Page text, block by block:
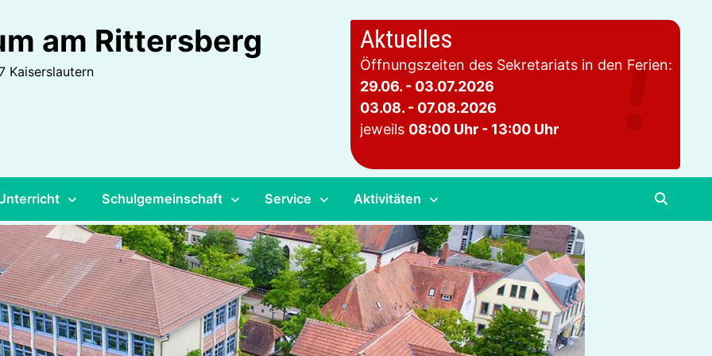
am Rittersberg
Kaiserslautern
Aktuelles
Öffnungszeiten des Sekretariats in den Ferien:
29.06. - 03.07.2026
03.08. - 07.08.2026
jeweils 08:00 Uhr - 13:00 Uhr
Schulgemeinschaft Service Aktivitäten